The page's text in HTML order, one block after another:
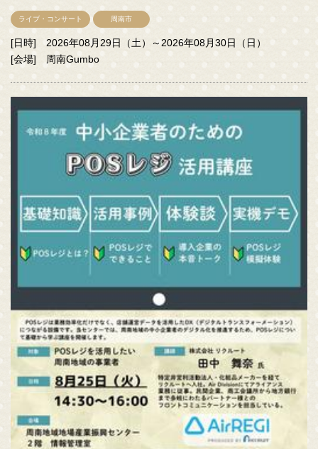
ライブ・コンサート 周南市
[日時] 2026年08月29日（土）～2026年08月30日（日）
[会場] 周南Gumbo